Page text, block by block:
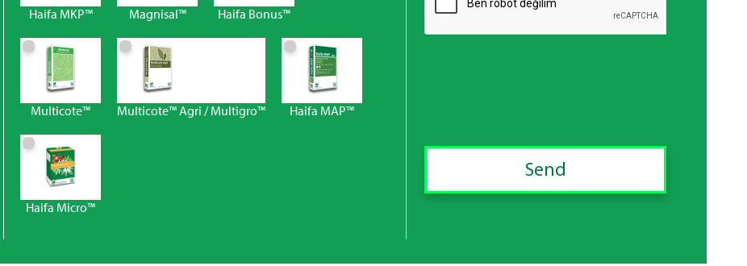
Haifa MKP™ Magnisal™ Haifa Bonus™
Multicote™ Multicote™ Agri / Multigro™ Haifa MAP™
Haifa Micro™